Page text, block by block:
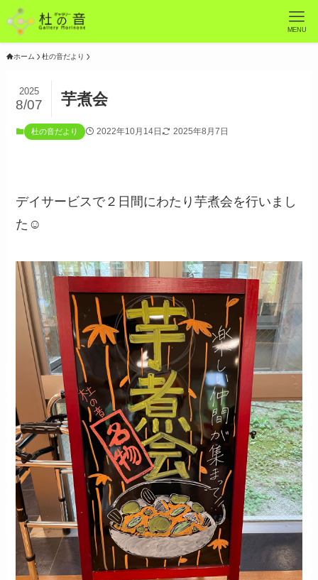
MENU
ホーム 杜の音だより
芋煮会
2025
8/07
杜の音だより 2022年10月14日 2025年8月7日
デイサービスで２日間にわたり芋煮会を行いまし
た☺